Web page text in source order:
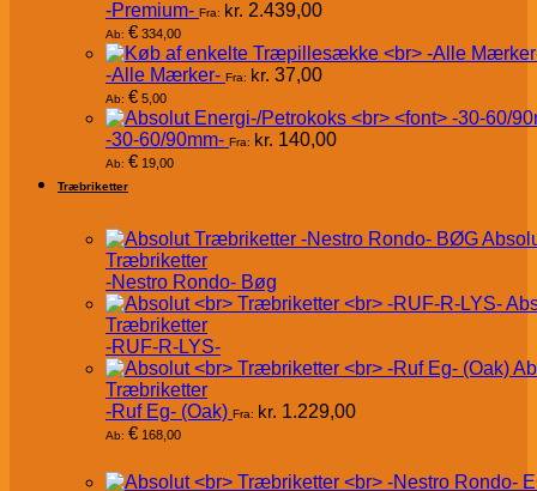
-Premium- Fra: kr. 2.439,00
Ab: € 334,00
-Alle Mærker- Fra: kr. 37,00
Ab: € 5,00
-30-60/90mm- Fra: kr. 140,00
Ab: € 19,00
Træbriketter
Træbriketter
-Nestro Rondo- Bøg
Træbriketter
-RUF-R-LYS-
Træbriketter
-Ruf Eg- (Oak) Fra: kr. 1.229,00
Ab: € 168,00